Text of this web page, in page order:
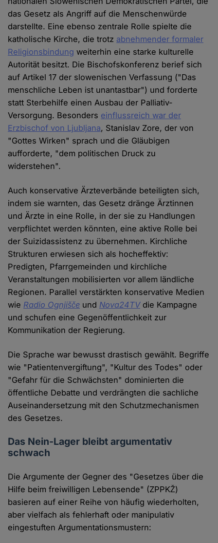
das Gesetz als Angriff auf die Menschenwürde
darstellte. Eine ebenso zentrale Rolle spielte die
katholische Kirche, die trotz abnehmender formaler
Religionsbindung weiterhin eine starke kulturelle
Autorität besitzt. Die Bischofskonferenz berief sich
auf Artikel 17 der slowenischen Verfassung ("Das
menschliche Leben ist unantastbar") und forderte
statt Sterbehilfe einen Ausbau der Palliativ-
Versorgung. Besonders einflussreich war der
Erzbischof von Ljubljana, Stanislav Zore, der von
"Gottes Wirken" sprach und die Gläubigen
aufforderte, "dem politischen Druck zu
widerstehen".
Auch konservative Ärzteverbände beteiligten sich,
indem sie warnten, das Gesetz dränge Ärztinnen
und Ärzte in eine Rolle, in der sie zu Handlungen
verpflichtet werden könnten, eine aktive Rolle bei
der Suizidassistenz zu übernehmen. Kirchliche
Strukturen erwiesen sich als hocheffektiv:
Predigten, Pfarrgemeinden und kirchliche
Veranstaltungen mobilisierten vor allem ländliche
Regionen. Parallel verstärkten konservative Medien
wie Radio Ognjišče und Nova24TVdie Kampagne
und schufen eine Gegenöffentlichkeit zur
Kommunikation der Regierung.
Die Sprache war bewusst drastisch gewählt. Begriffe
wie "Patientenvergiftung", "Kultur des Todes" oder
"Gefahr für die Schwächsten" dominierten die
öffentliche Debatte und verdrängten die sachliche
Auseinandersetzung mit den Schutzmechanismen
des Gesetzes.
Das Nein-Lager bleibt argumentativ
schwach
Die Argumente der Gegner des "Gesetzes über die
Hilfe beim freiwilligen Lebensende" (ZPPKŽ)
basieren auf einer Reihe von häufig wiederholten,
aber vielfach als fehlerhaft oder manipulativ
eingestuften Argumentationsmustern: